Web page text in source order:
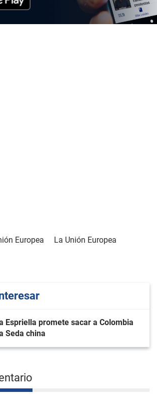
Europea
La Unión Europea
Espriella promete sacar a Colombia
Seda china